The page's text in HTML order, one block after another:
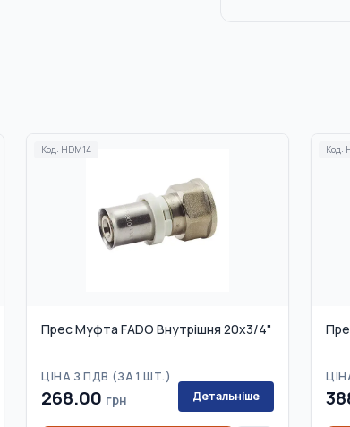
Код: HDM14
Прес Муфта FADO Внутрішня 20х3/4"
ЦІНА З ПДВ (ЗА 1 ШТ.)
268.00 грн Детальніше
Код: